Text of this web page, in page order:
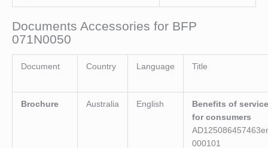
Documents Accessories for BFP
071N0050
Document Country Language Title
Brochure Australia English
Benefits of service
for consumers
000101